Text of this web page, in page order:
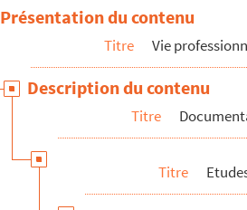
Radio
Correspondance générale
Mémoires
Présentation du contenu
Titre Vie
Description du contenu
Titre
Titre